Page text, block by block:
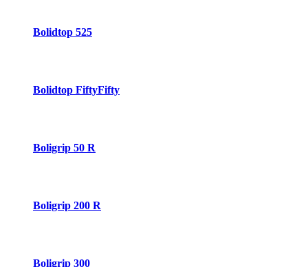
Bolidtop 525
Bolidtop FiftyFifty
Boligrip 50 R
Boligrip 200 R
Boligrip 300